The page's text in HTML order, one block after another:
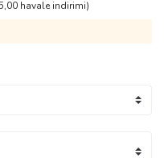
havale indirimi)